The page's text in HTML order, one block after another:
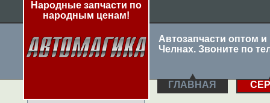
Народные запчасти по
народным ценам!
Автозапчасти оптом
Челнах. Звоните по
ГЛАВНАЯ